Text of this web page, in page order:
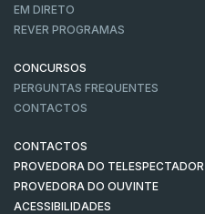
EM DIRETO
REVER PROGRAMAS
CONCURSOS
PERGUNTAS FREQUENTES
CONTACTOS
CONTACTOS
PROVEDORA DO TELESPECTADOR
PROVEDORA DO OUVINTE
ACESSIBILIDADES